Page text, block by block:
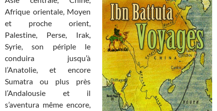
Afrique orientale, Moyen
et proche orient,
Palestine, Perse, Irak,
Syrie, son périple le
conduira jusqu’à
l’Anatolie, et encore
Sumatra ou plus près
l’Andalousie et il
s’aventura même encore,